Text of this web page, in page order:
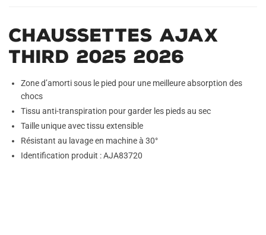
Chaussettes Ajax
Third 2025 2026
Zone d’amorti sous le pied pour une meilleure absorption des
chocs
Tissu anti-transpiration pour garder les pieds au sec
Taille unique avec tissu extensible
Résistant au lavage en machine à 30°
Identification produit : AJA83720